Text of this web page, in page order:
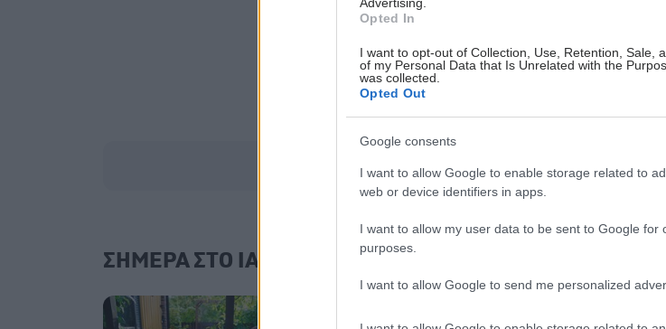
Opted In
I want to opt-out of Collection, Use, Retention, Sale,
of my Personal Data that Is Unrelated with the
was collected.
Opted Out
Google consents
I want to allow Google to enable storage related to
web or device identifiers in apps.
I want to allow my user data to be sent to Google for
purposes.
I want to allow Google to send me personalized
ΣΗΜΕΡΑ ΣΤΟ IATRONET.GR